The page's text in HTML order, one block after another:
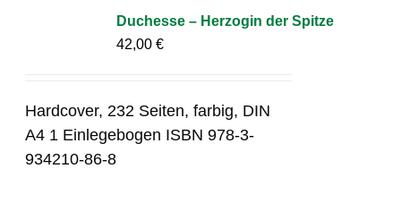
Duchesse – Herzogin der Spitze
42,00€
Hardcover, 232 Seiten, farbig, DIN
A4 1 Einlegebogen ISBN 978-3-
934210-86-8